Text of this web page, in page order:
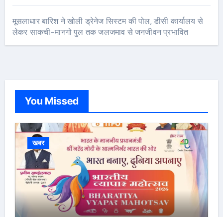
मूसलाधार बारिश ने खोली ड्रेनेज सिस्टम की पोल, डीसी कार्यालय से
लेकर साकची-मानगो पुल तक जलजमाव से जनजीवन प्रभावित
You Missed
खबर